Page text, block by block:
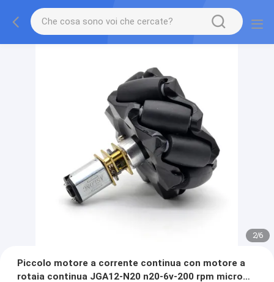
2/6
Piccolo motore a corrente continua con motore a
rotaia continua JGA12-N20 n20-6v-200 rpm micro